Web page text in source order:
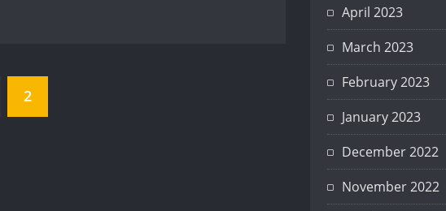
2
April 2023
March 2023
February 2023
January 2023
December 2022
November 2022